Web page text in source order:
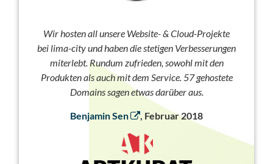
Wir hosten all unsere Website- & Cloud-Projekte
bei lima-city und haben die stetigen Verbesserungen
miterlebt. Rundum zufrieden, sowohl mit den
Produkten als auch mit dem Service. 57 gehostete
Domains sagen etwas darüber aus.
Benjamin Sen , Februar 2018